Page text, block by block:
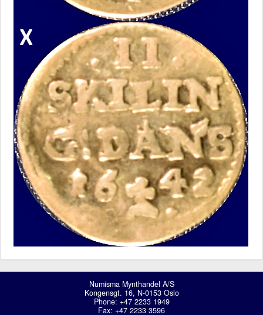
Numisma Mynthandel A/S
Kongensgt. 16, N-0153 Oslo
Phone: +47 2233 1949
Fax: +47 2233 3596